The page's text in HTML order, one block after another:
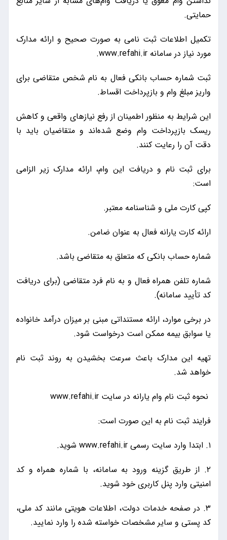
حمایتی.
تکمیل اطلاعات ثبت نامی به صورت صحیح و ارائه مدارک
مورد نیاز در سامانه www.refahi.ir.
ثبت شماره حساب بانکی فعال به نام شخص متقاضی برای
واریز مبلغ وام و بازپرداخت اقساط.
این شرایط به منظور اطمینان از رفع نیازهای واقعی و کاهش
ریسک بازپرداخت وام وضع شده‌اند و متقاضیان باید با
دقت آن را رعایت کنند.
برای ثبت نام و دریافت این وام، ارائه مدارک زیر الزامی
است:
کپی کارت ملی و شناسنامه معتبر.
ارائه کارت یارانه فعال به عنوان ضامن.
شماره حساب بانکی که متعلق به متقاضی باشد.
شماره تلفن همراه فعال و به نام فرد متقاضی (برای دریافت
کد تأیید سامانه).
در برخی موارد، ارائه مستنداتی مبنی بر میزان درآمد خانواده
یا سوابق بیمه ممکن است درخواست شود.
تهیه این مدارک باعث سرعت بخشیدن به روند ثبت نام
خواهد شد.
نحوه ثبت نام وام یارانه در سایت www.refahi.ir
فرایند ثبت نام به این صورت است:
۱. ابتدا وارد سایت رسمی www.refahi.ir شوید.
۲. از طریق گزینه ورود به سامانه، با شماره همراه و کد
امنیتی وارد پنل کاربری خود شوید.
۳. در صفحه خدمات دولت، اطلاعات هویتی مانند کد ملی،
کد پستی و سایر مشخصات خواسته شده را وارد نمایید.